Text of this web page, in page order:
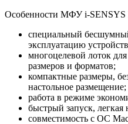
Особенности МФУ i-SENSYS
специальный
эксплуатацию
многоцелевой лоток
размеров и форматов;
компактные размеры,
настольное размещение;
работа в режиме
быстрый запуск, легкая
совместимость с ОС